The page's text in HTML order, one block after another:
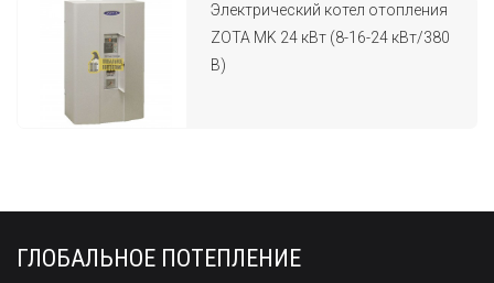
Электрический котел отопления
ZOTA MK 24 кВт (8-16-24 кВт/380
В)
ГЛОБАЛЬНОЕ ПОТЕПЛЕНИЕ